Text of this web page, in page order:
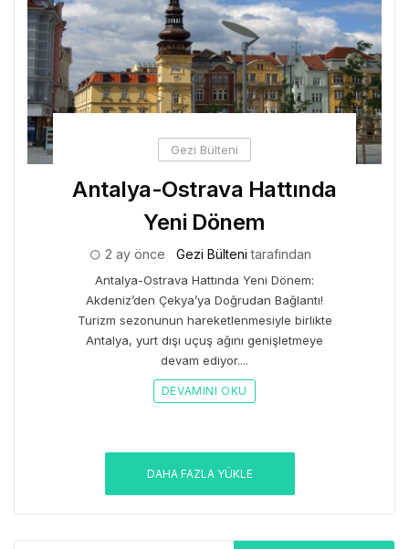
Gezi Bülteni
Antalya-Ostrava Hattında
Yeni Dönem
2 ay önce Gezi Bülteni tarafından
Antalya-Ostrava Hattında Yeni Dönem:
Akdeniz’den Çekya’ya Doğrudan Bağlantı!
Turizm sezonunun hareketlenmesiyle birlikte
Antalya, yurt dışı uçuş ağını genişletmeye
devam ediyor....
DEVAMINI OKU
DAHA FAZLA YÜKLE